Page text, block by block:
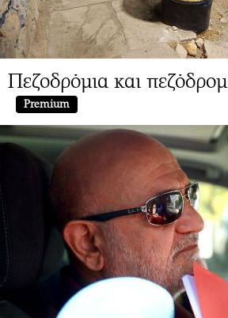
Πεζοδρόμια και
Premium